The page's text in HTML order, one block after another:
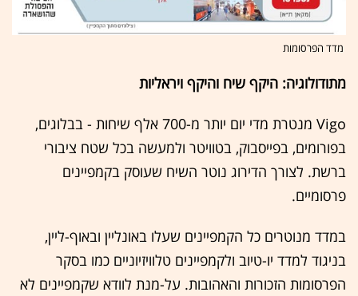
מדד הפרסומות
מתודולוגיה: היקף שיח והיקף ויראליות
Vigo מנטרת מדי יום יותר מ-700 אלף שיחות - בבלוגים,
בפורומים, בפייסבוק, בטוויטר ולמעשה בכל שטח ציבורי
ברשת. לצורך הדירוג נוטר השיח שעוסק בקמפיינים
פרסומיים.
במדד מנוטרים כל הקמפיינים שעלו באונליין ובאוף-ליין,
בניגוד למדד יו-טיוב ולקמפיינים טלוויזיוניים כמו בסקר
הפרסומות הזכורות והאהובות. על-מנת לוודא שקמפיינים לא